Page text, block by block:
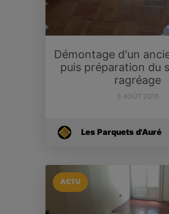
Démontage d'un
puis préparation du
ragréage
3 AOÛT 2016
Les Parquets d'Auré
ACTU